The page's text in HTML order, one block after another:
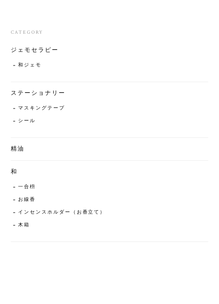
CATEGORY
ジェモセラピー
和ジェモ
ステーショナリー
マスキングテープ
シール
精油
和
一合枡
お線香
インセンスホルダー（お香立て）
木箱